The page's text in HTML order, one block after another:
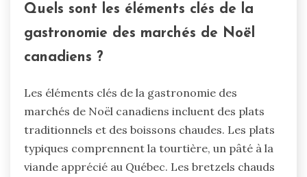
Quels sont les éléments clés de la
gastronomie des marchés de Noël
canadiens ?
Les éléments clés de la gastronomie des
marchés de Noël canadiens incluent des plats
traditionnels et des boissons chaudes. Les plats
typiques comprennent la tourtière, un pâté à la
viande apprécié au Québec. Les bretzels chauds